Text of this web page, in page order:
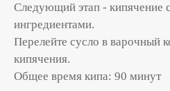
Следующий этап - кипячение
ингредиентами.
Перелейте сусло в варочный
кипячения.
Общее время кипа: 90 минут